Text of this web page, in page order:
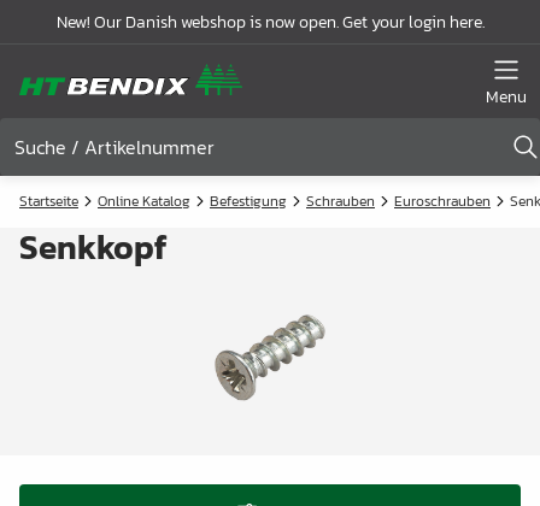
New! Our Danish webshop is now open. Get your login here.
Menu
Startseite Online Katalog Befestigung Schrauben Euroschrauben
Senkkopf